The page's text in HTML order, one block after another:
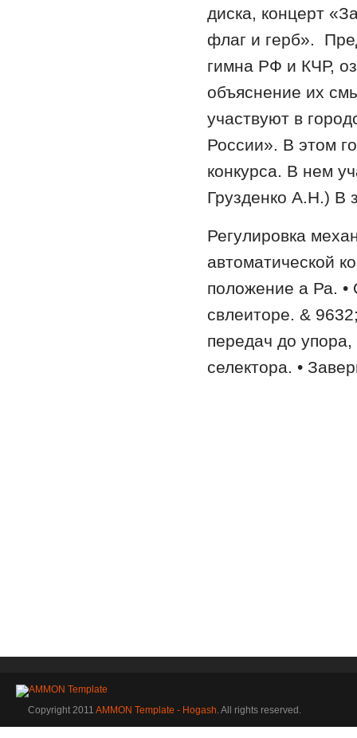
диска, концерт
флаг и герб».
гимна РФ и КЧР,
объяснение их
участвуют в
России». В этом
конкурса. В нем
Грузденко А.Н.) В
Регулировка
автоматической
положение а Ра. •
свлеиторе. &
передач до
селектора. •
Copyright 2011 AMMON Template - Hogash. All rights reserved.